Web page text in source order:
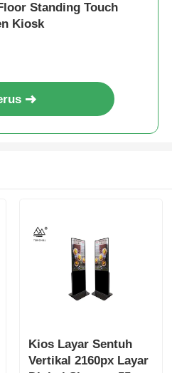
Standing Touch
Kiosk
Kios Layar Sentuh
Vertikal 2160px Layar